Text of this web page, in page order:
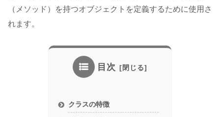
（メソッド）を持つオブジェクトを定義するために使用さ
れます。
目次
クラスの特徴